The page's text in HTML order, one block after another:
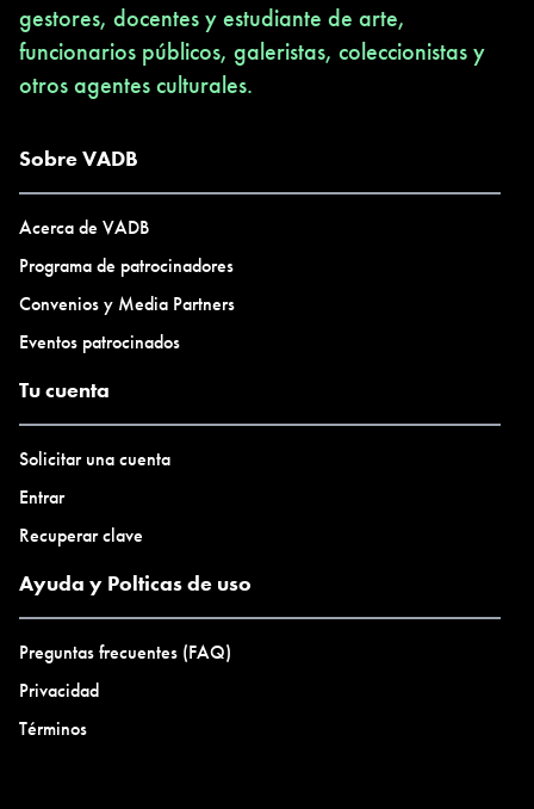
gestores, docentes y estudiante de arte,
funcionarios públicos, galeristas, coleccionistas y
otros agentes culturales.
Sobre VADB
Acerca de VADB
Programa de patrocinadores
Convenios y Media Partners
Eventos patrocinados
Tu cuenta
Solicitar una cuenta
Entrar
Recuperar clave
Ayuda y Polticas de uso
Preguntas frecuentes (FAQ)
Privacidad
Términos